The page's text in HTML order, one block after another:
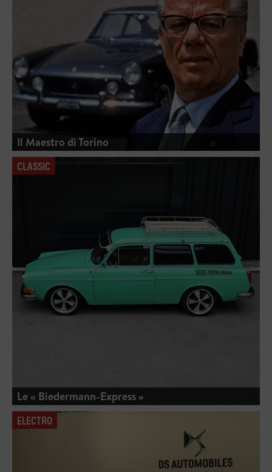
Il Maestro di Torino
CLASSIC
Le « Biedermann-Express »
ELECTRO